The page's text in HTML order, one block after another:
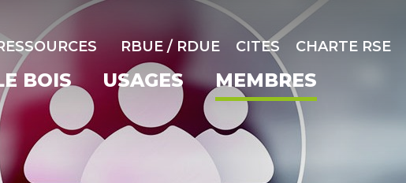
RBUE / RDUE CITES CHARTE RSE
BOIS USAGES MEMBRES